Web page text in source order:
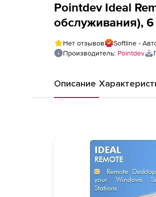
Pointdev Ideal
обслуживания),
Нет отзывов
Softline -
Производитель: Pointdev
Описание